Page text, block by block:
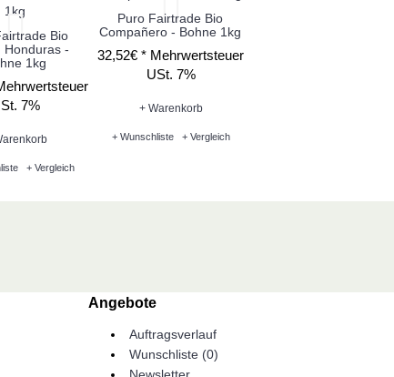
Bio
Honduras -
1kg
7%
+ Vergleich
Puro Fairtrade Bio
Compañero - Bohne 1kg
32,52€ * Mehrwertsteuer
USt. 7%
+ Warenkorb
+ Wunschliste + Vergleich
Angebote
Auftragsverlauf
Wunschliste (0)
Newsletter